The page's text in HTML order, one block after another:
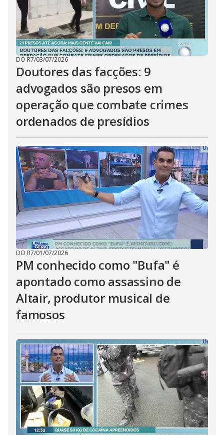
DO R7/03/07/2026
Doutores das facções: 9
advogados são presos em
operação que combate crimes
ordenados de presídios
DO R7/01/07/2026
PM conhecido como "Bufa" é
apontado como assassino de
Altair, produtor musical de
famosos